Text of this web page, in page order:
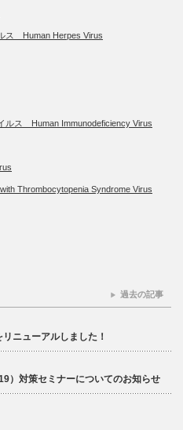
ス Human Herpes Virus
ルス Human Immunodeficiency Virus
Thrombocytopenia Syndrome Virus
ニューアルしました！
）対策セミナーについてのお知らせ
過去の記事